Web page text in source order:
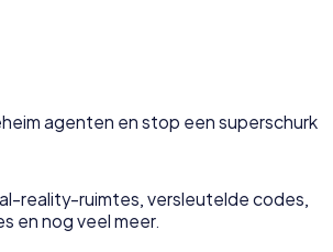
agenten en stop een superschurk
reality-ruimtes, versleutelde codes,
en nog veel meer.